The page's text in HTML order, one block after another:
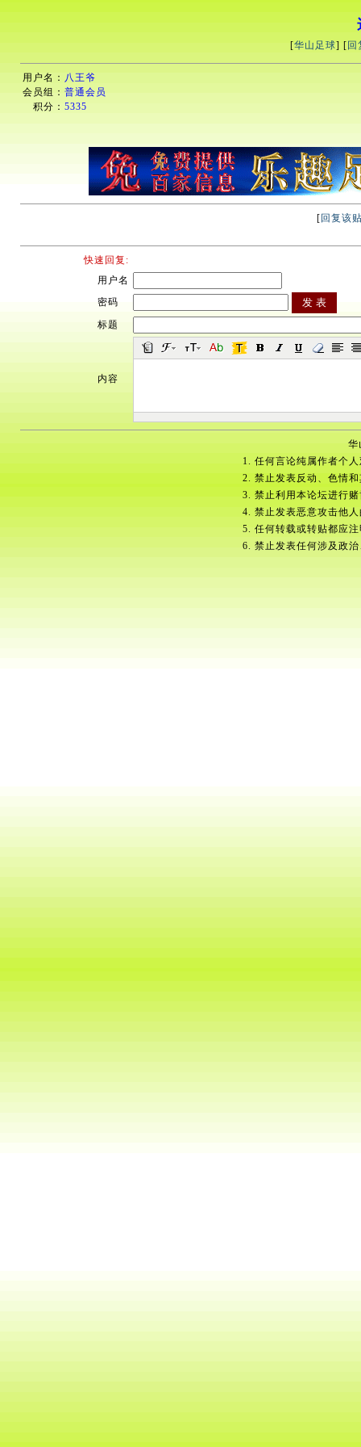
[华山足球] [ 回
用户名： 八王爷
会员组： 普通会员
积分： 5335
[ 回复该
快速回复:
用户名
密码
标题
内容
华
1. 任何言论纯属作者个
2. 禁止发表反动、色情
3. 禁止利用本论坛进行
4. 禁止发表恶意攻击他
5. 任何转载或转贴都应
6. 禁止发表任何涉及政